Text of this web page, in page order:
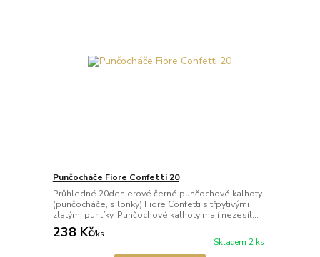
Punčocháče Fiore Confetti 20
Průhledné 20denierové černé punčochové kalhoty
(punčocháče, silonky) Fiore Confetti s třpytivými
zlatými puntíky. Punčochové kalhoty mají nezesíl...
238 Kč/ks
Skladem 2 ks